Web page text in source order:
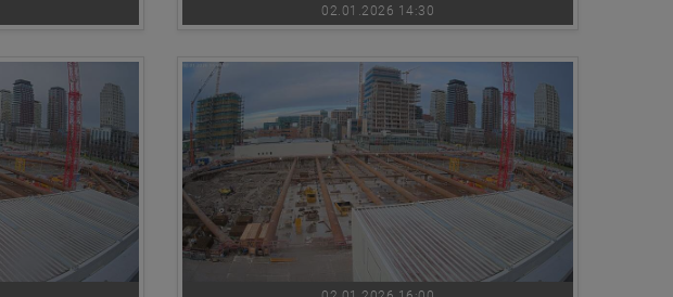
02.01.2026 14:30